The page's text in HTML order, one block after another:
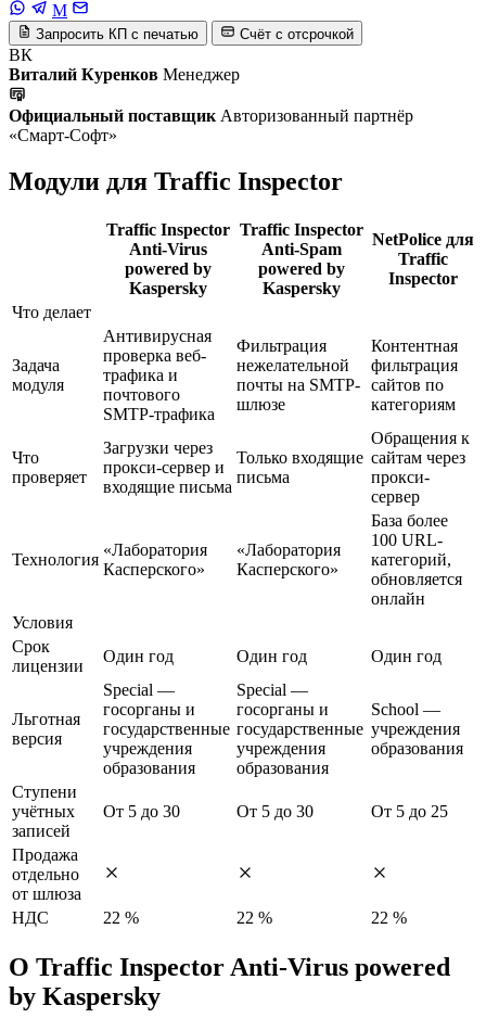
M
Запросить КП с печатью Счёт с отсрочкой
ВК
Виталий Куренков Менеджер
Официальный поставщик Авторизованный партнёр
«Смарт-Софт»
Модули для Traffic Inspector
Traffic Inspector
Anti-Virus
powered by
Kaspersky
Traffic Inspector
Anti-Spam
powered by
Kaspersky
NetPolice для
Traffic
Inspector
Что делает
Задача
модуля
Антивирусная
проверка веб-
трафика и
почтового
SMTP-трафика
Фильтрация
нежелательной
почты на SMTP-
шлюзе
Контентная
фильтрация
сайтов по
категориям
Что
проверяет
Загрузки через
прокси-сервер и
входящие письма
Только входящие
письма
Обращения к
сайтам через
прокси-
сервер
Технология
«Лаборатория
Касперского»
«Лаборатория
Касперского»
База более
100 URL-
категорий,
обновляется
онлайн
Условия
Срок
лицензии
Один год Один год Один год
Льготная
версия
Special —
госорганы и
государственные
учреждения
образования
Special —
госорганы и
государственные
учреждения
образования
School —
учреждения
образования
Ступени
учётных
записей
От 5 до 30 От 5 до 30 От 5 до 25
Продажа
отдельно
от шлюза
НДС
22 % 22 % 22 %
О Traffic Inspector Anti-Virus powered
by Kaspersky